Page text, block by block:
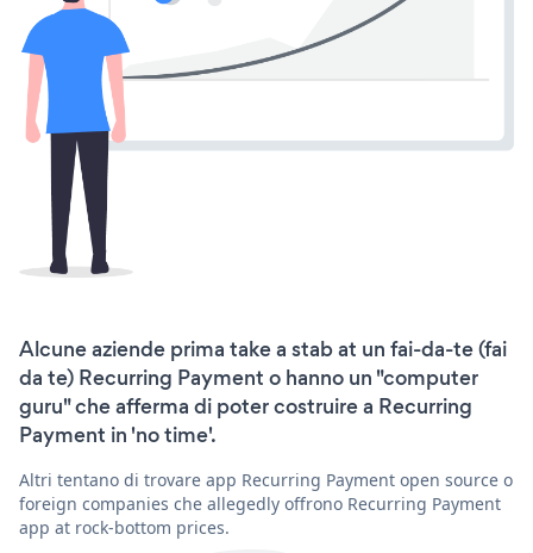
Alcune aziende prima take a stab at un fai-da-te (fai
da te) Recurring Payment o hanno un "computer
guru" che afferma di poter costruire a Recurring
Payment in 'no time'.
Altri tentano di trovare app Recurring Payment open source o
foreign companies che allegedly offrono Recurring Payment
app at rock-bottom prices.